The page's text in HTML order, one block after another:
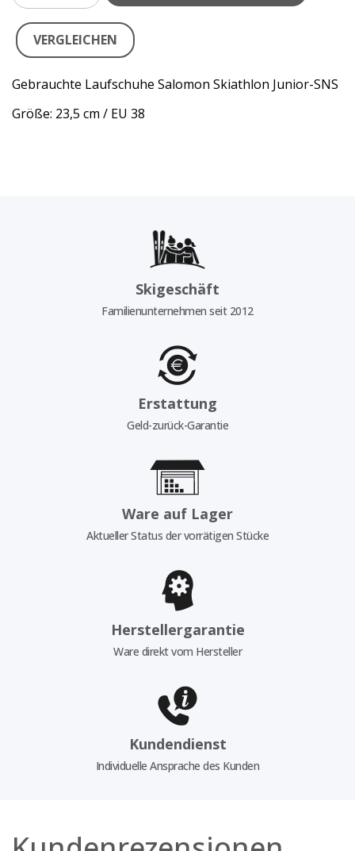
VERGLEICHEN
Gebrauchte Laufschuhe Salomon Skiathlon Junior-SNS
Größe: 23,5 cm / EU 38
Skigeschäft
Familienunternehmen seit 2012
Erstattung
Geld-zurück-Garantie
Ware auf Lager
Aktueller Status der vorrätigen Stücke
Herstellergarantie
Ware direkt vom Hersteller
Kundendienst
Individuelle Ansprache des Kunden